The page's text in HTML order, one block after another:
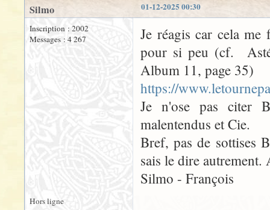
01-12-2025 00:30
Silmo
Inscription : 2002
Messages : 4 267
Je réagis car cela
pour si peu (cf.
Album 11, page 35)
https://
Je n'ose pas citer
malentendus et Cie.
Bref, pas de sottises
sais le dire autrement.
Silmo - François
Hors ligne